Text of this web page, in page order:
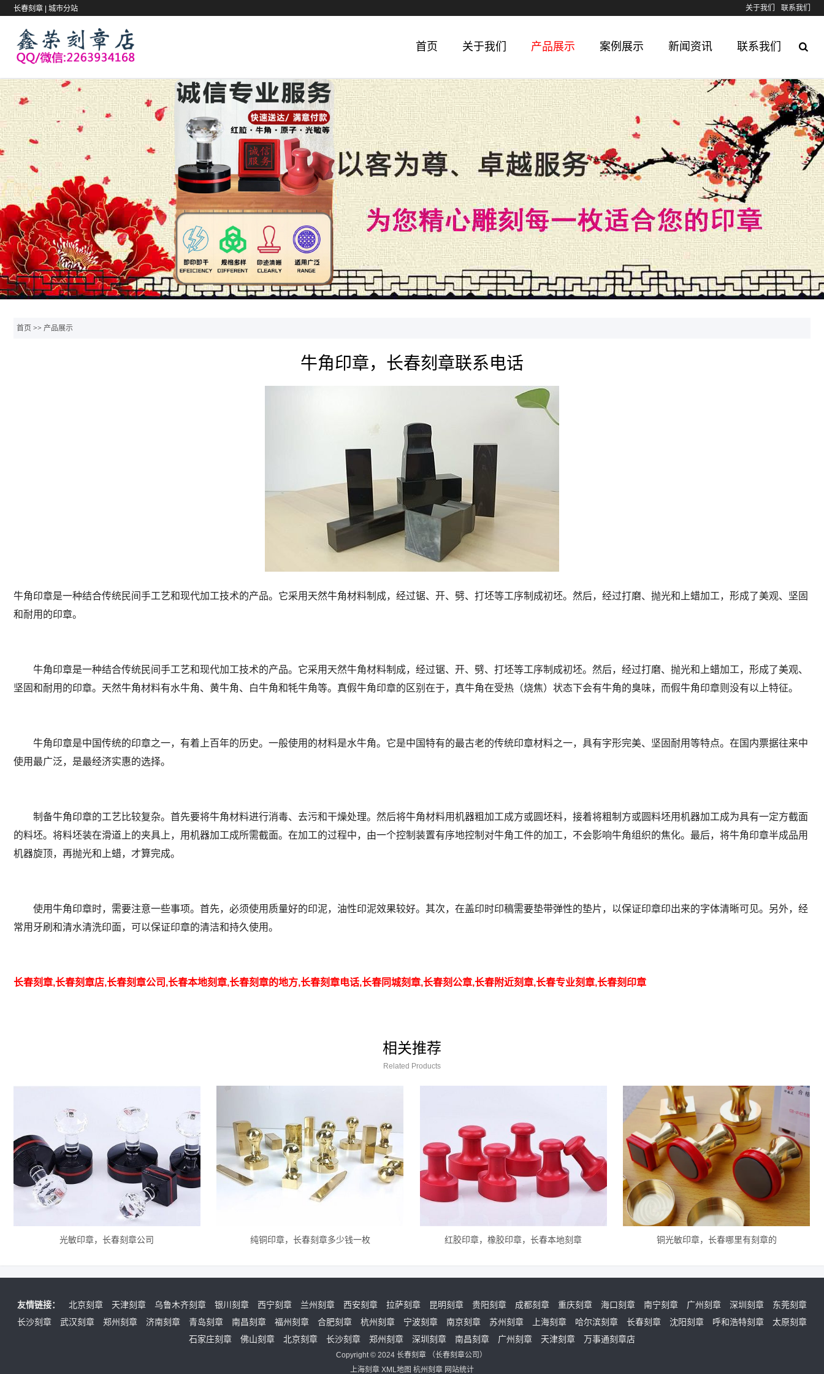
长春刻章 | 城市分站 关于我们 联系我们
首页 关于我们 产品展示 案例展示 新闻资讯 联系我们
首页 >> 产品展示
牛角印章，长春刻章联系电话
牛角印章是一种结合传统民间手工艺和现代加工技术的产品。它采用天然牛角材料制成，经过锯、开、劈、打坯等工序制成初坯。然后，经过打磨、抛光和上蜡加工，形成了美观、坚固
和耐用的印章。
牛角印章是一种结合传统民间手工艺和现代加工技术的产品。它采用天然牛角材料制成，经过锯、开、劈、打坯等工序制成初坯。然后，经过打磨、抛光和上蜡加工，形成了美观、
坚固和耐用的印章。天然牛角材料有水牛角、黄牛角、白牛角和牦牛角等。真假牛角印章的区别在于，真牛角在受热（烧焦）状态下会有牛角的臭味，而假牛角印章则没有以上特征。
牛角印章是中国传统的印章之一，有着上百年的历史。一般使用的材料是水牛角。它是中国特有的最古老的传统印章材料之一，具有字形完美、坚固耐用等特点。在国内票据往来中
使用最广泛，是最经济实惠的选择。
制备牛角印章的工艺比较复杂。首先要将牛角材料进行消毒、去污和干燥处理。然后将牛角材料用机器粗加工成方或圆坯料，接着将粗制方或圆料坯用机器加工成为具有一定方截面
的料坯。将料坯装在滑道上的夹具上，用机器加工成所需截面。在加工的过程中，由一个控制装置有序地控制对牛角工件的加工，不会影响牛角组织的焦化。最后，将牛角印章半成品用
机器旋顶，再抛光和上蜡，才算完成。
使用牛角印章时，需要注意一些事项。首先，必须使用质量好的印泥，油性印泥效果较好。其次，在盖印时印稿需要垫带弹性的垫片，以保证印章印出来的字体清晰可见。另外，经
常用牙刷和清水清洗印面，可以保证印章的清洁和持久使用。
长春刻章,长春刻章店,长春刻章公司,长春本地刻章,长春刻章的地方,长春刻章电话,长春同城刻章,长春刻公章,长春附近刻章,长春专业刻章,长春刻印章
相关推荐
Related Products
光敏印章，长春刻章公司 纯铜印章，长春刻章多少钱一枚 红胶印章，橡胶印章，长春本地刻章 铜光敏印章，长春哪里有刻章的
友情链接： 北京刻章 天津刻章 乌鲁木齐刻章 银川刻章 西宁刻章 兰州刻章 西安刻章 拉萨刻章 昆明刻章 贵阳刻章 成都刻章 重庆刻章 海口刻章 南宁刻章 广州刻章 深圳刻章
东莞刻章
长沙刻章
武汉刻章 郑州刻章 济南刻章 青岛刻章 南昌刻章 福州刻章 合肥刻章 杭州刻章 宁波刻章 南京刻章 苏州刻章 上海刻章 哈尔滨刻章 长春刻章 沈阳刻章 呼和浩特刻章
太原刻章
石家庄刻章
佛山刻章 北京刻章 长沙刻章 郑州刻章 深圳刻章 南昌刻章 广州刻章 天津刻章 万事通刻章店
Copyright © 2024 长春刻章（长春刻章公司 ）
上海刻章 XML地图 杭州刻章 网站统计